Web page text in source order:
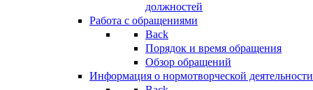
должностей
Работа с обращениями
Back
Порядок и время обращения
Обзор обращений
Информация о нормотворческой деятельности